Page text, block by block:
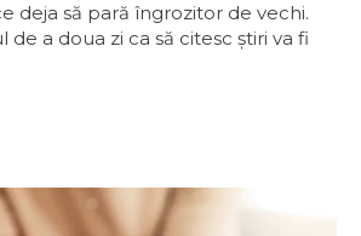
deja să pară îngrozitor de vechi.
de a doua zi ca să citesc ştiri va fi